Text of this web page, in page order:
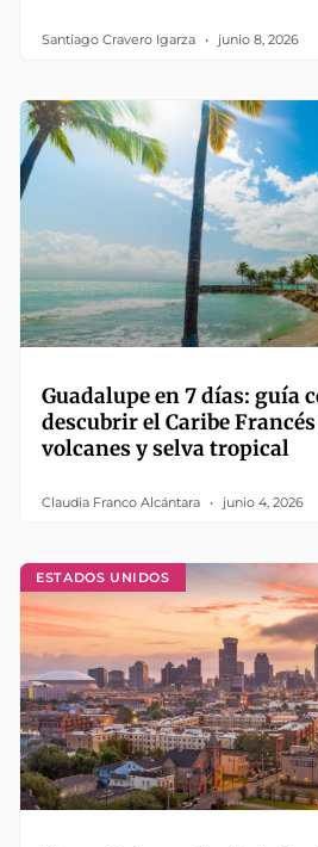
Santiago Cravero Igarza junio 8, 2026
Guadalupe en 7 días: guía
descubrir el Caribe
volcanes y selva tropical
Claudia Franco Alcántara junio 4, 2026
ESTADOS UNIDOS